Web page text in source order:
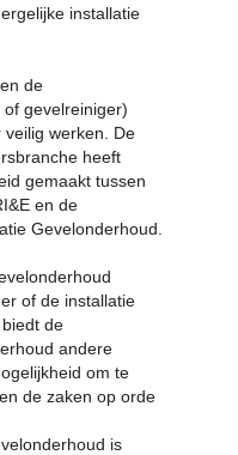
installatie
de
gevelreiniger)
werken. De
heeft
gemaakt tussen
en de
Gevelonderhoud.
of de installatie
de
andere
om te
de zaken op orde
is